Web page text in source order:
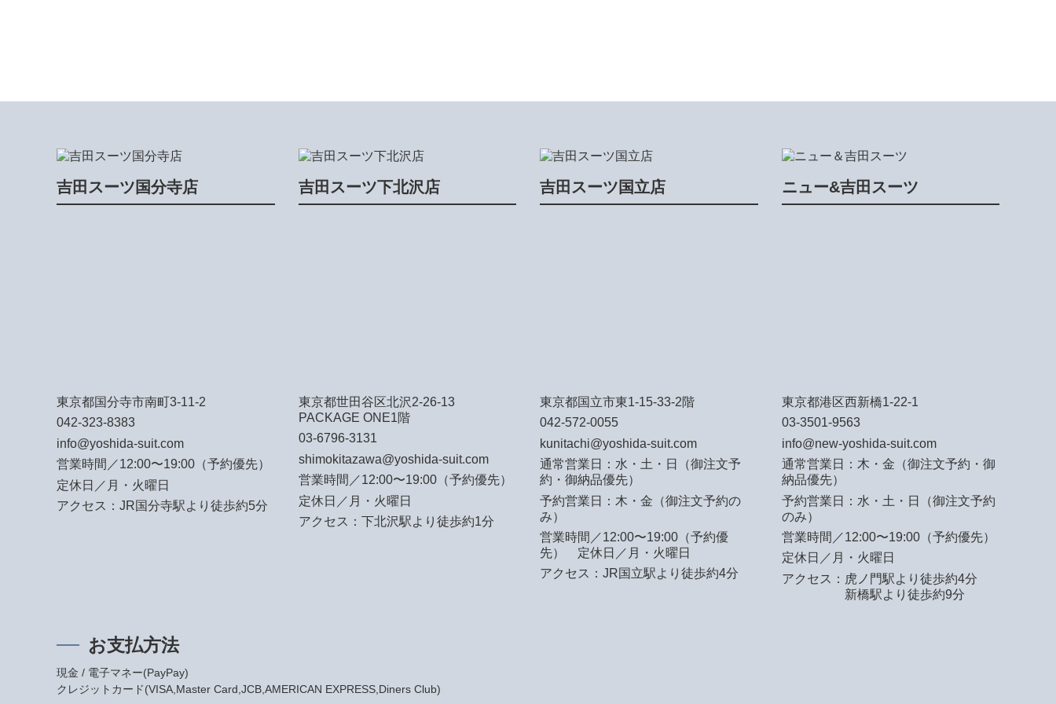
吉田スーツ国分寺店
東京都国分寺市南町3-11-2
042-323-8383
info@yoshida-suit.com
営業時間／12:00〜19:00（予約優先）
定休日／月・火曜日
アクセス：JR国分寺駅より徒歩約5分
吉田スーツ下北沢店
東京都世田谷区北沢2-26-13
PACKAGE ONE1階
03-6796-3131
shimokitazawa@yoshida-suit.com
営業時間／12:00〜19:00（予約優先）
定休日／月・火曜日
アクセス：下北沢駅より徒歩約1分
吉田スーツ国立店
東京都国立市東1-15-33-2階
042-572-0055
kunitachi@yoshida-suit.com
通常営業日：水・土・日（御注文予
約・御納品優先）
予約営業日：木・金（御注文予約の
み）
営業時間／12:00〜19:00（予約優
先） 定休日／月・火曜日
アクセス：JR国立駅より徒歩約4分
ニュー&吉田スーツ
東京都港区西新橋1-22-1
03-3501-9563
info@new-yoshida-suit.com
通常営業日：木・金（御注文予約・御
納品優先）
予約営業日：水・土・日（御注文予約
のみ）
営業時間／12:00〜19:00（予約優先）
定休日／月・火曜日
アクセス： 虎ノ門駅より徒歩約4分
新橋駅より徒歩約9分
お支払方法
現金 / 電子マネー(PayPay)
クレジットカード(VISA,Master Card,JCB,AMERICAN EXPRESS,Diners Club)